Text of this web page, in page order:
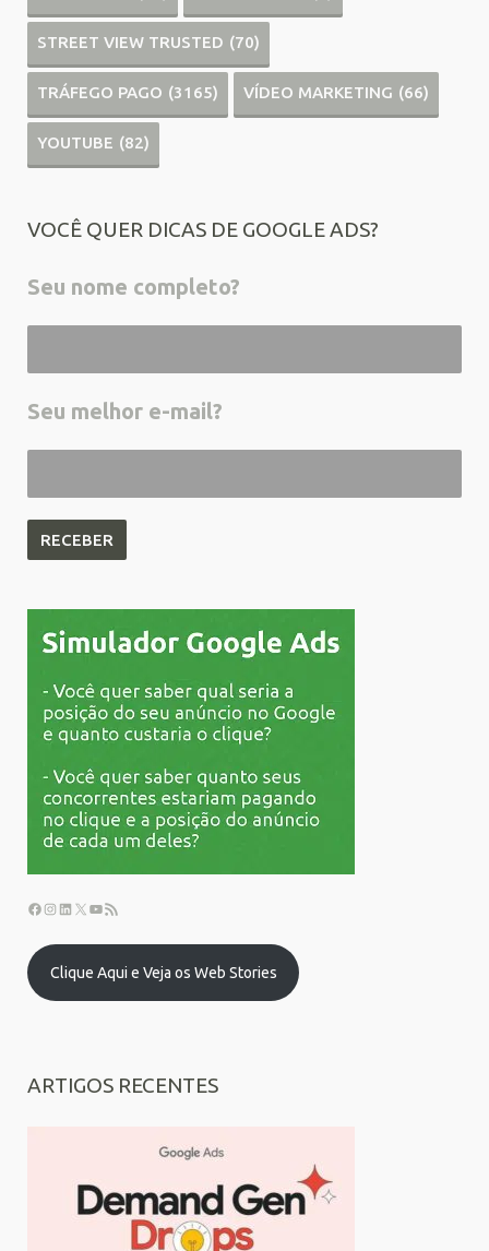
STREET VIEW TRUSTED (70)
TRÁFEGO PAGO (3165) VÍDEO MARKETING (66)
YOUTUBE (82)
VOCÊ QUER DICAS DE GOOGLE ADS?
Seu nome completo?
Seu melhor e-mail?
Clique Aqui e Veja os Web Stories
ARTIGOS RECENTES